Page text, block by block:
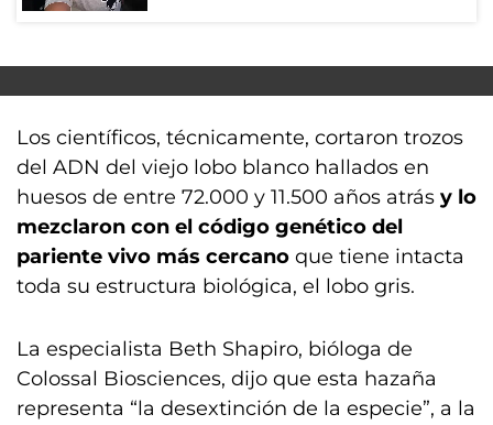
Los científicos, técnicamente, cortaron trozos
del ADN del viejo lobo blanco hallados en
huesos de entre 72.000 y 11.500 años atrás y lo
mezclaron con el código genético del
pariente vivo más cercano que tiene intacta
toda su estructura biológica, el lobo gris.
La especialista Beth Shapiro, bióloga de
Colossal Biosciences, dijo que esta hazaña
representa “la desextinción de la especie”, a la